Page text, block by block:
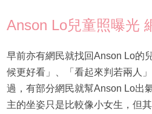
Anson Lo兒童照曝光
早前亦有網民就找回Anson Lo的
候更好看」、「看起來判若兩人
過，有部分網民就幫Anson Lo出
主的坐姿只是比較像小女生，但